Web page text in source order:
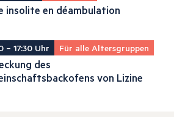
insolite en déambulation
– 17:30 Uhr Für alle Altersgruppen
des
von Lizine